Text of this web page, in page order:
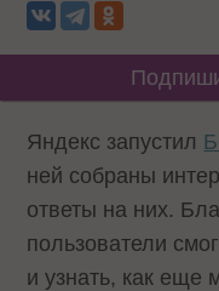
Яндекс запустил
ней собраны
ответы на них.
пользователи
и узнать, как еще